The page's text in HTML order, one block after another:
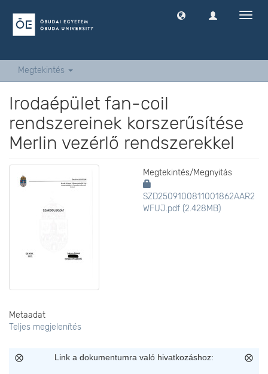
Megtekintés
Irodaépület fan-coil
rendszereinek korszerűsítése
Merlin vezérlő rendszerekkel
Megtekintés/Megnyitás
SZD2509100811001862AAR2
WFUJ.pdf (2.428MB)
Metaadat
Teljes megjelenítés
Link a dokumentumra való hivatkozáshoz: